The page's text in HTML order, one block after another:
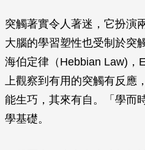
突觸著實令人著迷，它扮演
大腦的學習塑性也受制於突
海伯定律（Hebbian Law)，
上觀察到有用的突觸有反應
能生巧，其來有自。「學而
學基礎。